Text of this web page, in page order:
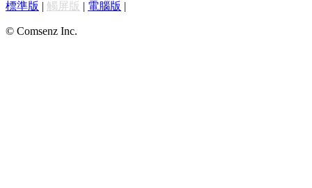
標準版 | 觸屏版 | 電腦版 |
© Comsenz Inc.